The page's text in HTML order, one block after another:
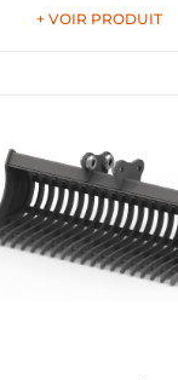
+ VOIR PRODUIT